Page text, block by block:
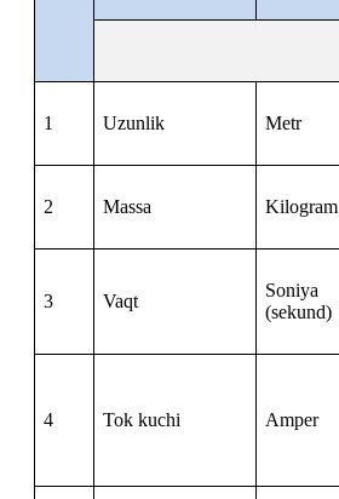
1 Uzunlik Metr
2 Massa Kilogram
3 Vaqt
Soniya
(sekund)
4 Tok kuchi Amper